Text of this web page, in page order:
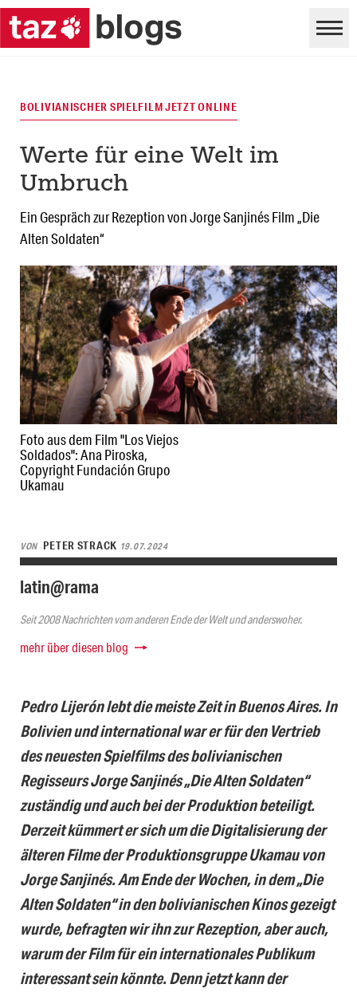
Foto aus dem Film "Los Viejos
Soldados": Ana Piroska,
Copyright Fundación Grupo
Ukamau
BOLIVIANISCHER SPIELFILM JETZT ONLINE
Werte für eine Welt im
Umbruch
Ein Gespräch zur Rezeption von Jorge Sanjinés Film „Die
Alten Soldaten“
VON PETER STRACK 19.07.2024
latin@rama
Seit 2008 Nachrichten vom anderen Ende der Welt und anderswoher.
mehr über diesen blog
Pedro Lijerón lebt die meiste Zeit in Buenos Aires. In
Bolivien und international war er für den Vertrieb
des neuesten Spielfilms des bolivianischen
Regisseurs Jorge Sanjinés „Die Alten Soldaten“
zuständig und auch bei der Produktion beteiligt.
Derzeit kümmert er sich um die Digitalisierung der
älteren Filme der Produktionsgruppe Ukamau von
Jorge Sanjinés.Am Ende der Wochen, in dem „Die
Alten Soldaten“ in den bolivianischen Kinos gezeigt
wurde, befragten wir ihn zur Rezeption, aber auch,
warum der Film für ein internationales Publikum
interessant sein könnte. Denn jetzt kann der